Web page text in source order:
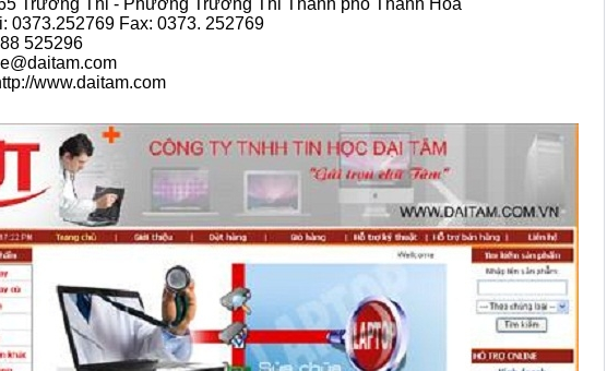
Trường Thi - Phường Trường Thi Thành phố Thanh Hoá
0373.252769 Fax: 0373. 252769
525296
www.daitam.com